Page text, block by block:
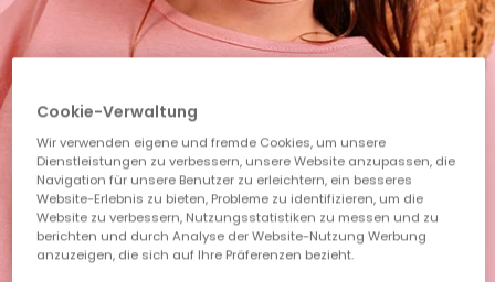
Cookie-Verwaltung
Wir verwenden eigene und fremde Cookies, um unsere
Dienstleistungen zu verbessern, unsere Website anzupassen, die
Navigation für unsere Benutzer zu erleichtern, ein besseres
Website-Erlebnis zu bieten, Probleme zu identifizieren, um die
Website zu verbessern, Nutzungsstatistiken zu messen und zu
berichten und durch Analyse der Website-Nutzung Werbung
anzuzeigen, die sich auf Ihre Präferenzen bezieht.